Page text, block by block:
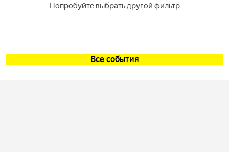
Попробуйте выбрать другой фильтр
Все события